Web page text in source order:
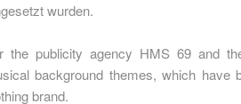
wurden.
the publicity agency HMS 69 and
background themes, which have
brand.